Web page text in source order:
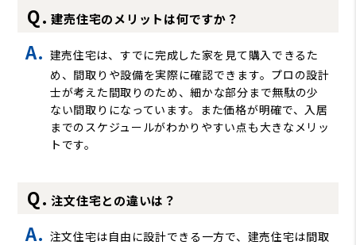
建売住宅のメリットは何ですか？
建売住宅は、すでに完成した家を見て購入できるた
め、間取りや設備を実際に確認できます。プロの設計
士が考えた間取りのため、細かな部分まで無駄の少
ない間取りになっています。また価格が明確で、入居
までのスケジュールがわかりやすい点も大きなメリッ
トです。
注文住宅との違いは？
注文住宅は自由に設計できる一方で、建売住宅は間取